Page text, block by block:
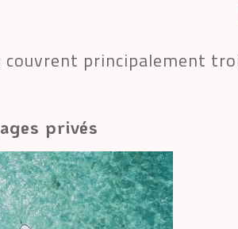
couvrent principalement
privés